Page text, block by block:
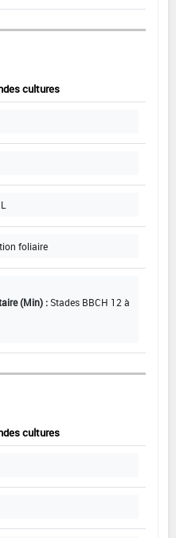
cultures
foliaire
(Min) :Stades BBCH 12 à
cultures